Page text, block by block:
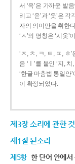
서 ‘윽’은 가까운 발
리고 ‘읃’과 ‘읏’은
자의 의미만을 취한
‘ㅅ’의 명칭은 ‘시옷’
‘ㅈ, ㅊ, ㅋ, ㅌ, ㅍ, ㅎ
음 ‘ㅣ’를 붙인 ‘지,
‘한글 마춤법 통일안
이 확정되었다.
제3장 소리에 관한 것
제1절 된소리
제5항 한 단어 안에서